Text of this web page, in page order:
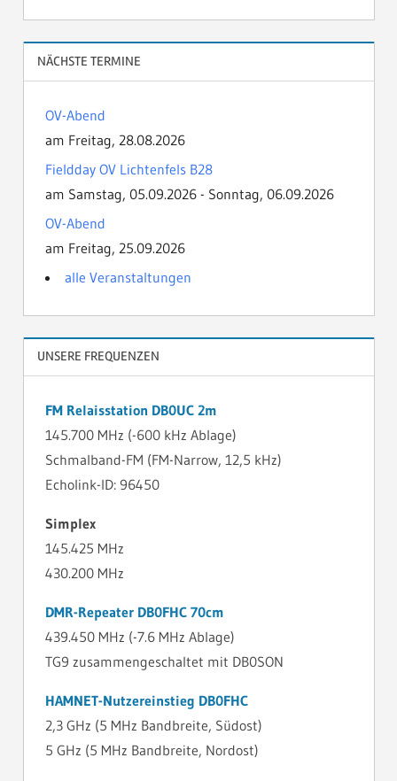
NÄCHSTE TERMINE
OV-Abend
am Freitag, 28.08.2026
Fieldday OV Lichtenfels B28
am Samstag, 05.09.2026 - Sonntag, 06.09.2026
OV-Abend
am Freitag, 25.09.2026
alle Veranstaltungen
UNSERE FREQUENZEN
FM Relaisstation DB0UC 2m
145.700 MHz (-600 kHz Ablage)
Schmalband-FM (FM-Narrow, 12,5 kHz)
Echolink-ID: 96450
Simplex
145.425 MHz
430.200 MHz
DMR-Repeater DB0FHC 70cm
439.450 MHz (-7.6 MHz Ablage)
TG9 zusammengeschaltet mit DB0SON
HAMNET-Nutzereinstieg DB0FHC
2,3 GHz (5 MHz Bandbreite, Südost)
5 GHz (5 MHz Bandbreite, Nordost)